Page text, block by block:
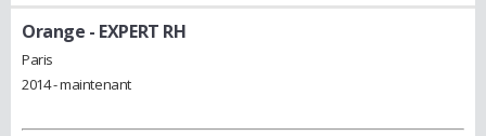
Orange - EXPERT RH
Paris
2014 - maintenant